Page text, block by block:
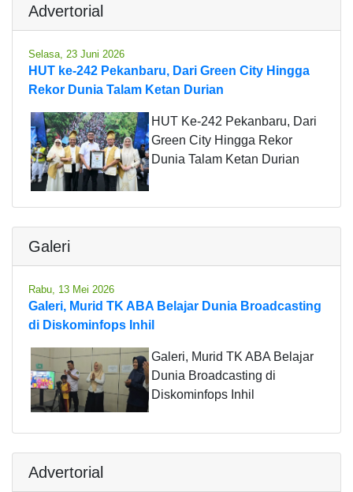
Advertorial
Selasa, 23 Juni 2026
HUT ke-242 Pekanbaru, Dari Green City Hingga
Rekor Dunia Talam Ketan Durian
HUT Ke-242 Pekanbaru, Dari
Green City Hingga Rekor
Dunia Talam Ketan Durian
Galeri
Rabu, 13 Mei 2026
Galeri, Murid TK ABA Belajar Dunia Broadcasting
di Diskominfops Inhil
Galeri, Murid TK ABA Belajar
Dunia Broadcasting di
Diskominfops Inhil
Advertorial